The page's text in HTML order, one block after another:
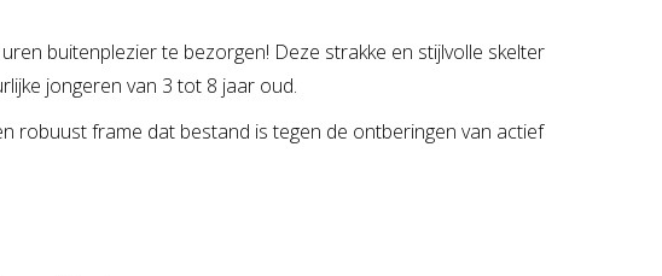
buitenplezier te bezorgen! Deze strakke en stijlvolle skelter
jongeren van 3 tot 8 jaar oud.
robuust frame dat bestand is tegen de ontberingen van actief